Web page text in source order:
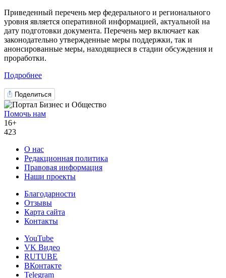
Приведенный перечень мер федерального и регионального
уровня является оперативной информацией, актуальной на
дату подготовки документа. Перечень мер включает как
законодательно утвержденные меры поддержки, так и
анонсированные меры, находящиеся в стадии обсуждения и
проработки.
Подробнее
Поделиться
Помочь нам
16+
423
О нас
Редакционная политика
Правовая информация
Наши проекты
Благодарности
Отзывы
Карта сайта
Контакты
YouTube
VK Видео
RUTUBE
ВКонтакте
Telegram